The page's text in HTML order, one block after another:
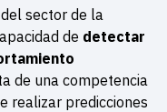
sector de la
de detectar
de una competencia
realizar predicciones